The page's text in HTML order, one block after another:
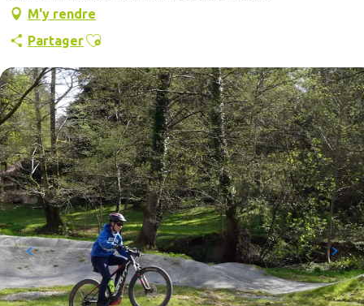
M'y rendre
PartagerAjouter aux favoris